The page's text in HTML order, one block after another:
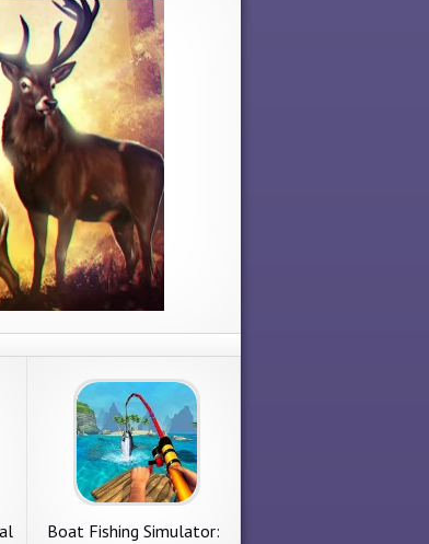
Boat Fishing Simulator: